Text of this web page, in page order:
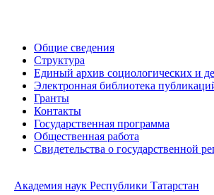
Общие сведения
Структура
Единый архив социологических и
Электронная библиотека
Гранты
Контакты
Государственная программа
Общественная работа
Свидетельства о государственной
Академия наук Республики Татарстан